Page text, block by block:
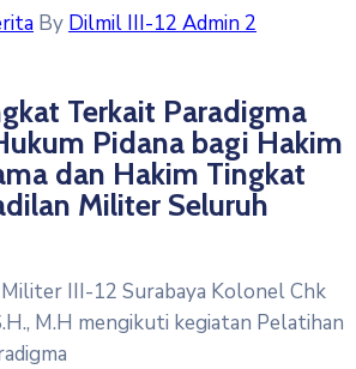
By Dilmil III-12 Admin 2
Terkait Paradigma
Pidana bagi Hakim
dan Hakim Tingkat
Militer Seluruh
III-12 Surabaya Kolonel Chk
M.H mengikuti kegiatan Pelatihan